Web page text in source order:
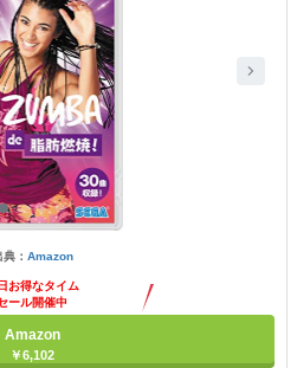
典： Amazon
お得なタイム
ール開催中
Amazon
￥6,102